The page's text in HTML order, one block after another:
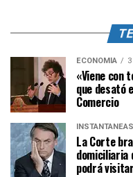
ECONOMÍA
«Viene con
que desató
Comercio
INSTANTÁNEAS
La Corte
domiciliaria
podrá